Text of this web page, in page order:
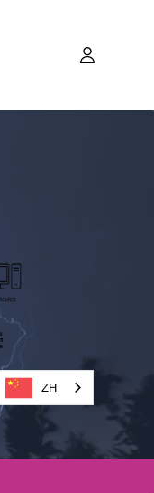
ZH